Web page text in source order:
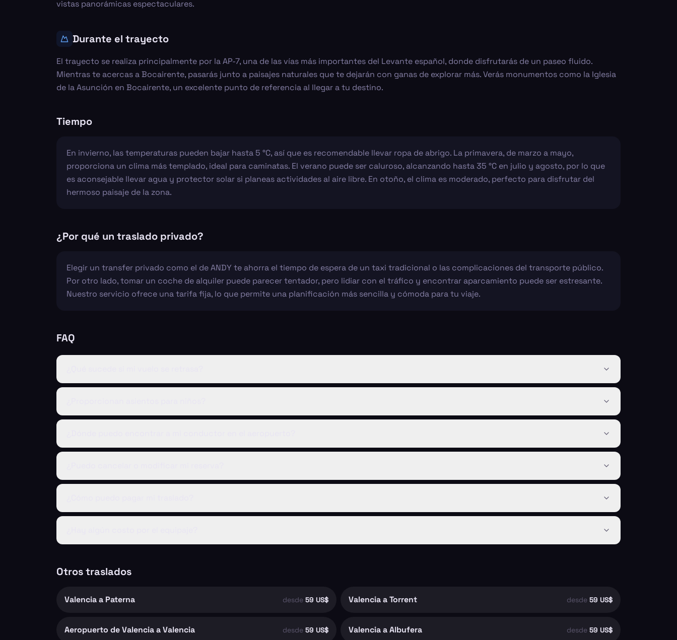
vistas panorámicas espectaculares.
Durante el trayecto
El trayecto se realiza principalmente por la AP-7, una de las vías más importantes del Levante español, donde disfrutarás de un paseo fluido.
Mientras te acercas a Bocairente, pasarás junto a paisajes naturales que te dejarán con ganas de explorar más. Verás monumentos como la Iglesia
de la Asunción en Bocairente, un excelente punto de referencia al llegar a tu destino.
Tiempo
En invierno, las temperaturas pueden bajar hasta 5 °C, así que es recomendable llevar ropa de abrigo. La primavera, de marzo a mayo,
proporciona un clima más templado, ideal para caminatas. El verano puede ser caluroso, alcanzando hasta 35 °C en julio y agosto, por lo que
es aconsejable llevar agua y protector solar si planeas actividades al aire libre. En otoño, el clima es moderado, perfecto para disfrutar del
hermoso paisaje de la zona.
¿Por qué un traslado privado?
Elegir un transfer privado como el de ANDY te ahorra el tiempo de espera de un taxi tradicional o las complicaciones del transporte público.
Por otro lado, tomar un coche de alquiler puede parecer tentador, pero lidiar con el tráfico y encontrar aparcamiento puede ser estresante.
Nuestro servicio ofrece una tarifa fija, lo que permite una planificación más sencilla y cómoda para tu viaje.
FAQ
Otros traslados
Valencia a Paterna desde 59 US$ Valencia a Torrent desde 59 US$
Aeropuerto de Valencia a Valencia desde 59 US$ Valencia a Albufera desde 59 US$